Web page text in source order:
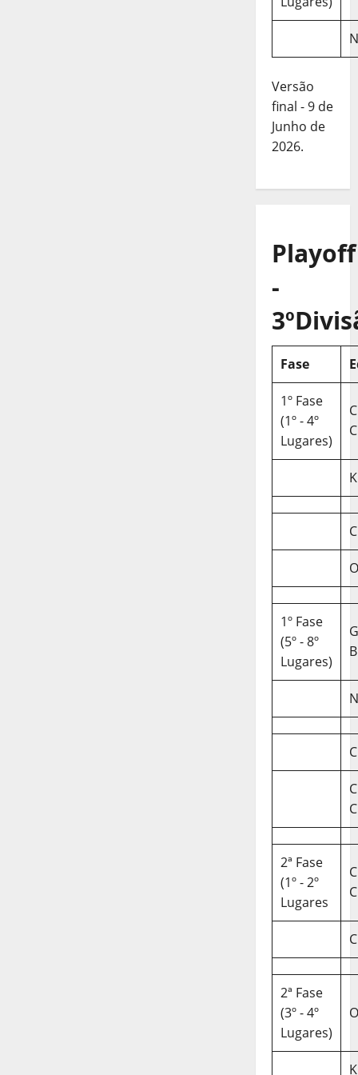
Versão
final - 9 de
Junho de
2026.
Playoff
-
Fase
1º Fase
(1º - 4º
Lugares)
C
1º Fase
(5º - 8º
Lugares)
B
C
2ª Fase
(1º - 2º
Lugares
C
2ª Fase
(3º - 4º
Lugares)